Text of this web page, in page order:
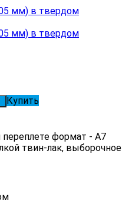
Купить
формат - А7
твин-лак, выборочное